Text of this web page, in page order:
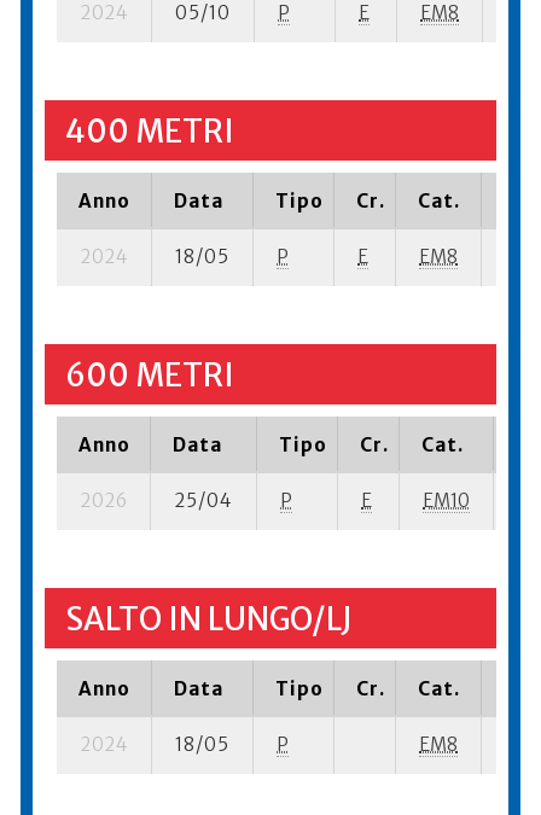
2024 05/10 P E EM8
400 METRI
Anno Data Tipo Cr. Cat.
2024 18/05 P E EM8
600 METRI
Anno Data Tipo Cr. Cat.
2026 25/04 P E EM10
SALTO IN LUNGO/LJ
Anno Data Tipo Cr. Cat.
2024 18/05 P EM8